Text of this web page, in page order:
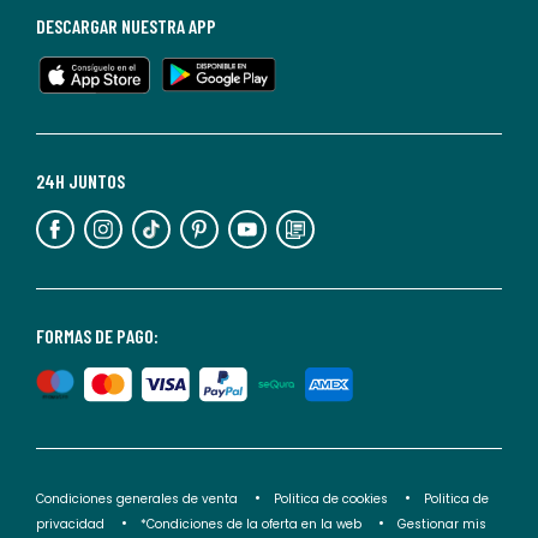
en
cualquier
Para
información,
puedes
nuestra
de
privacidad</2>.
FORMAS DE PAGO:
24H JUNTOS
DESCARGAR NUESTRA APP
Condiciones generales de venta Politica de cookies
Politica de
privacidad
*Condiciones de la oferta en la web Gestionar mis